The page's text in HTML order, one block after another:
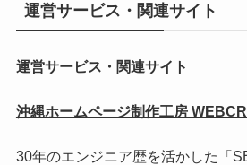
運営サービス・関連サイト
運営サービス・関連サイト
沖縄ホームページ制作工房
30年のエンジニア歴を活かした「